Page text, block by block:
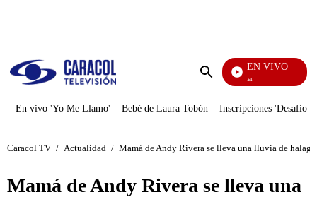
Enviar
EN VIVO
Noches De Premier
En vivo 'Yo Me Llamo' Bebé de Laura Tobón Inscripciones 'Desafío'
Caracol TV / Actualidad / Mamá de Andy Rivera se lleva una lluvia de
Mamá de Andy Rivera se lleva una